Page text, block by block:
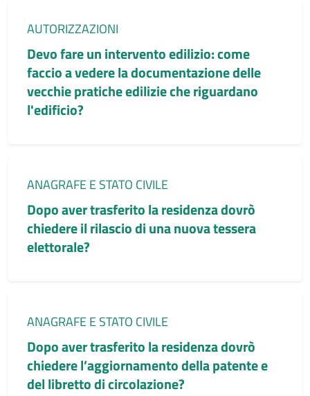
Categoria:
AUTORIZZAZIONI
Devo fare un intervento edilizio: come
faccio a vedere la documentazione delle
vecchie pratiche edilizie che riguardano
l'edificio?
Categoria:
ANAGRAFE E STATO CIVILE
Dopo aver trasferito la residenza dovrò
chiedere il rilascio di una nuova tessera
elettorale?
Categoria:
ANAGRAFE E STATO CIVILE
Dopo aver trasferito la residenza dovrò
chiedere l’aggiornamento della patente e
del libretto di circolazione?